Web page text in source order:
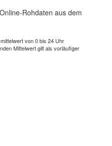
Rohdaten aus dem
von 0 bis 24 Uhr
Mittelwert gilt als vorläufiger